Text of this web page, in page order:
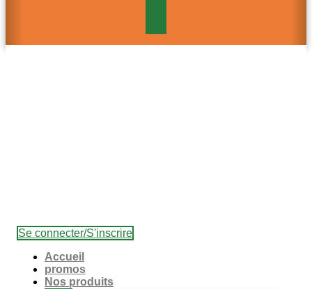
Se connecter/S'inscrire
Accueil
promos
Nos produits